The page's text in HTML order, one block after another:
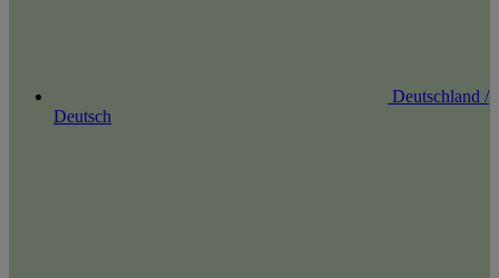
Deutschland /
Deutsch